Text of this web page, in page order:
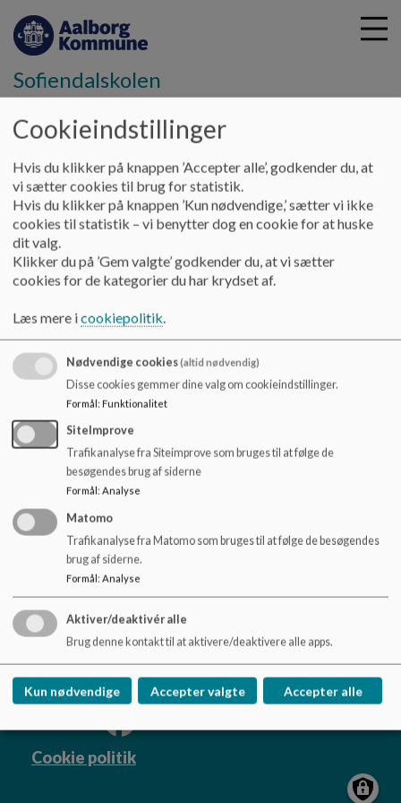
Sofiendalskolen
Hjem
Afgangsbevis
Sådan får du adgang til dit afgangsbevis
Når du er færdig med folkeskolen, kan du selv hente dit
afgangsbevis:
Link til Borger.dk, hvor du kan hente dit afgangsbevis
Sofiendalskolen
Lange Müllers Vej 18, 9200 Aalborg SV
sofiendalskolen@aalborg.dk
+45 99 82 46 46
EAN NR.
5798003746555
Tilgængelighedserklæring
Sitemap
Cookie politik
Cookieindstillinger
Hvis du klikker på knappen ’Accepter alle’, godkender du, at
vi sætter cookies til brug for statistik.
Hvis du klikker på knappen ’Kun nødvendige,’ sætter vi ikke
cookies til statistik – vi benytter dog en cookie for at huske
dit valg.
Klikker du på ’Gem valgte’ godkender du, at vi sætter
cookies for de kategorier du har krydset af.
Læs mere icookiepolitik.
Nødvendige cookies(altid nødvendig)
Disse cookies gemmer dine valg om cookieindstillinger.
Formål: Funktionalitet
SiteImprove
Trafikanalyse fra Siteimprove som bruges til at følge de
besøgendes brug af siderne
Formål : Analyse
Matomo
Trafikanalyse fra Matomo som bruges til at følge de besøgendes
brug af siderne.
Formål: Analyse
Aktiver/deaktivér alle
Brug denne kontakt til at aktivere/deaktivere alle apps.
Kun nødvendige Accepter valgte Accepter alle